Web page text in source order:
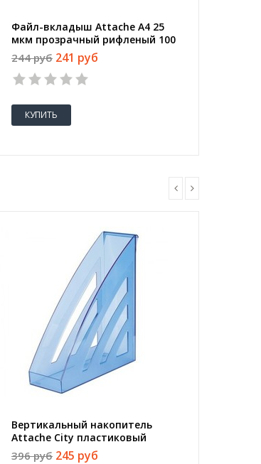
Файл-вкладыш Attache А4 25
мкм прозрачный рифленый 100
штук в упаковке
244 руб 241 руб
КУПИТЬ
Вертикальный накопитель
Attache City пластиковый
синий ширина 90 мм
396 руб 245 руб